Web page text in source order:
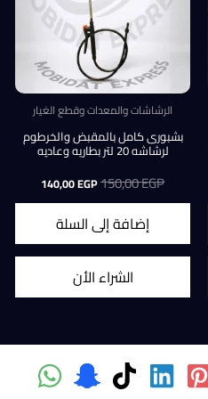
الرشاشات والمعدات وقطع الغيار
بشبورى كامل بالمقبض والخرطوم
لرشاشه 20 لتر بطاريه وعاديه
150,00EGP السعر
الأصلي
هو:
150,00 EGP.
140,00EGP السعر
هو:
إضافة إلى السلة
الشراء الأن